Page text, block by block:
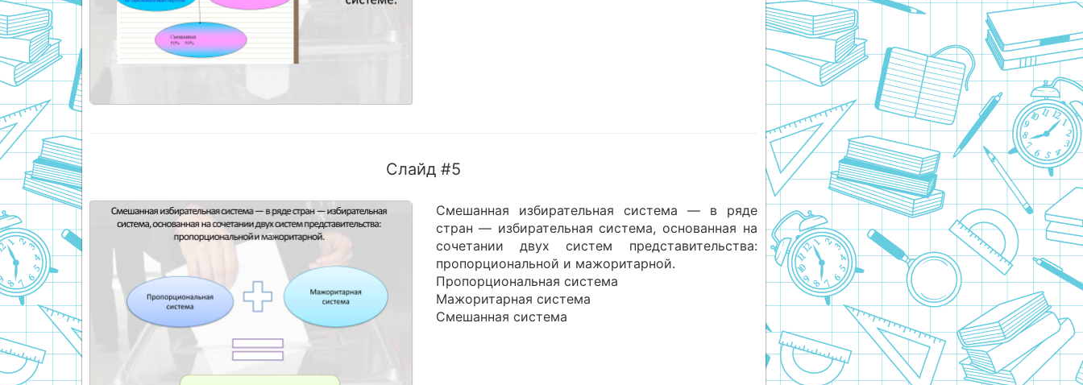
Слайд #5
Смешанная избирательная система — в ряде
стран — избирательная система, основанная на
сочетании двух систем представительства:
пропорциональной и мажоритарной.
Пропорциональная система
Мажоритарная система
Смешанная система